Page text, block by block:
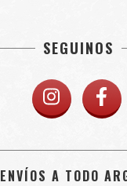
SEGUINOS
ENVÍOS A TODO